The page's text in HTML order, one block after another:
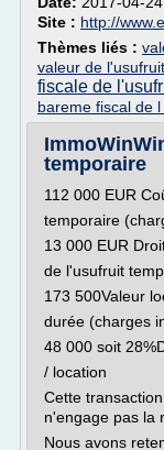
Site : http://
Thèmes liés :
valeur de
fiscale de
bareme fiscal de
temporaire
112 000 EUR
temporaire
13 000 EUR
de l'usufruit
173 500Valeur
durée (charges
48 000 soit
/ location
Cette
n'engage pas la
Nous avons